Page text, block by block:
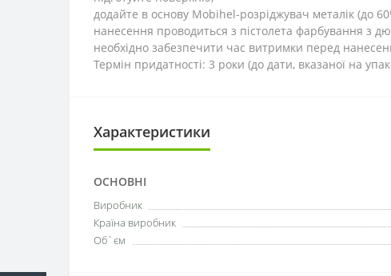
додайте в основу Mobihel-розріджувач металік (до
нанесення проводиться з пістолета фарбування
необхідно забезпечити час витримки перед
Термін придатності: 3 роки (до дати, вказаної на
Характеристики
ОСНОВНІ
Виробник
Країна виробник
Об`єм